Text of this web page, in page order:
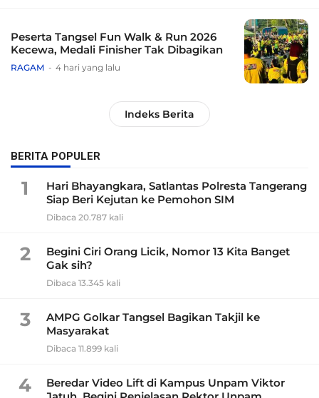
Peserta Tangsel Fun Walk & Run 2026
Kecewa, Medali Finisher Tak Dibagikan
RAGAM 4 hari yang lalu
Indeks Berita
BERITA POPULER
1
Hari Bhayangkara, Satlantas Polresta Tangerang
Siap Beri Kejutan ke Pemohon SIM
Dibaca 20.787 kali
2
Begini Ciri Orang Licik, Nomor 13 Kita Banget
Gak sih?
Dibaca 13.345 kali
3
AMPG Golkar Tangsel Bagikan Takjil ke
Masyarakat
Dibaca 11.899 kali
4
Beredar Video Lift di Kampus Unpam Viktor